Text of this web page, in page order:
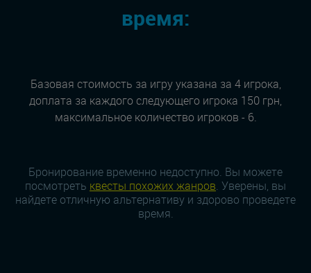
время:
Базовая стоимость за игру указана за 4 игрока,
доплата за каждого следующего игрока 150 грн,
максимальное количество игроков - 6.
Бронирование временно недоступно. Вы можете
посмотреть квесты похожих жанров. Уверены, вы
найдете отличную альтернативу и здорово проведете
время.